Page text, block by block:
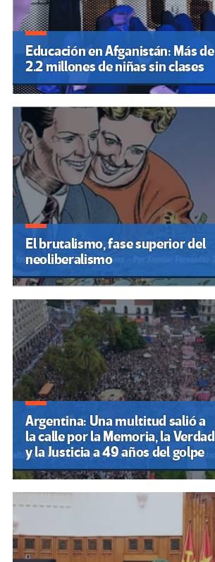
Educación en Afganistán: Más de
2.2 millones de niñas sin clases
El brutalismo, fase superior del
neoliberalismo
Argentina: Una multitud salió a
la calle por la Memoria, la Verdad
y la Justicia a 49 años del golpe